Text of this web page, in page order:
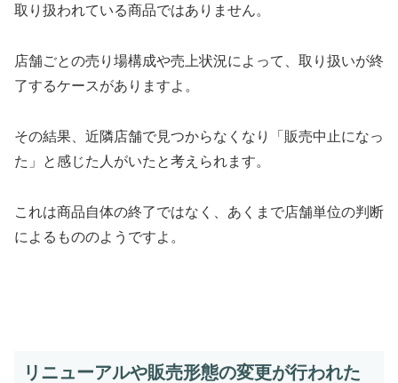
取り扱われている商品ではありません。
店舗ごとの売り場構成や売上状況によって、取り扱いが終
了するケースがありますよ。
その結果、近隣店舗で見つからなくなり「販売中止になっ
た」と感じた人がいたと考えられます。
これは商品自体の終了ではなく、あくまで店舗単位の判断
によるもののようですよ。
リニューアルや販売形態の変更が行われた